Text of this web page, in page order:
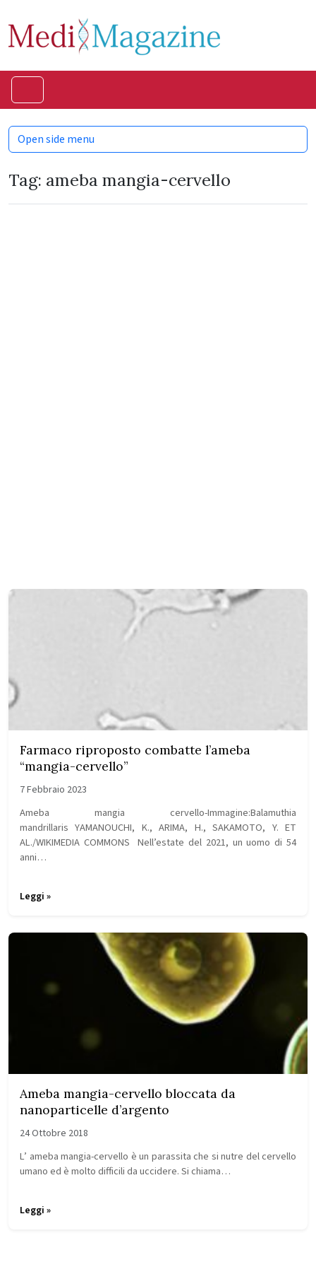
Tag: ameba mangia-cervello
Farmaco riproposto combatte l’ameba
“mangia-cervello”
7 Febbraio 2023
Ameba mangia cervello-Immagine:Balamuthia
mandrillaris YAMANOUCHI, K., ARIMA, H., SAKAMOTO, Y. ET
AL./WIKIMEDIA COMMONS Nell’estate del 2021, un uomo di 54
anni…
Leggi »
Ameba mangia-cervello bloccata da
nanoparticelle d’argento
24 Ottobre 2018
L’ ameba mangia-cervello è un parassita che si nutre del cervello
umano ed è molto difficili da uccidere. Si chiama…
Leggi »
Open side menu